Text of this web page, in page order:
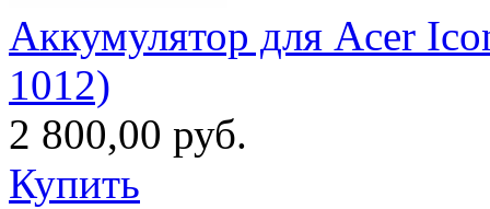
Аккумулятор для Acer
1012)
2 800,00 руб.
Купить